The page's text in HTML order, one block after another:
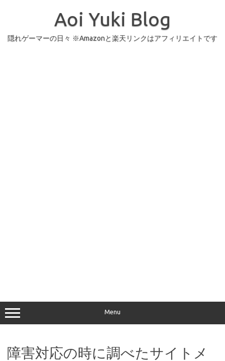
Aoi Yuki Blog
隠れゲーマーの日々 ※Amazonと楽天リンクはアフィリエイトです
Menu
障害対応の時に調べたサイトメ